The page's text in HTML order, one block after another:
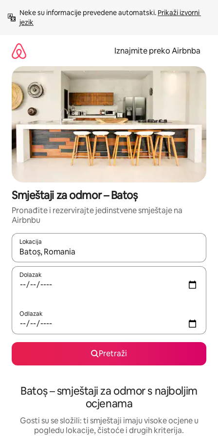
sadržaj
Neke su informacije prevedene automatski. Prikaži izvorni
jezik
Iznajmite preko Airbnba
Smještaji za odmor – Batoș
Pronađite i rezervirajte jedinstvene smještaje na
Airbnbu
Lokacija
Kada budu dostupni rezultati, moći ćete ih pregledati
Dolazak
Odlazak
Pretraži
Batoș – smještaji za odmor s najboljim
ocjenama
Gosti su se složili: ti smještaji imaju visoke ocjene u
pogledu lokacije, čistoće i drugih kriterija.